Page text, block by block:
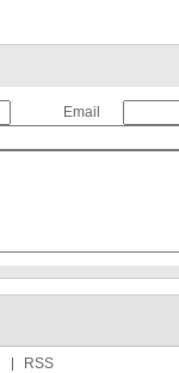
Email
RSS